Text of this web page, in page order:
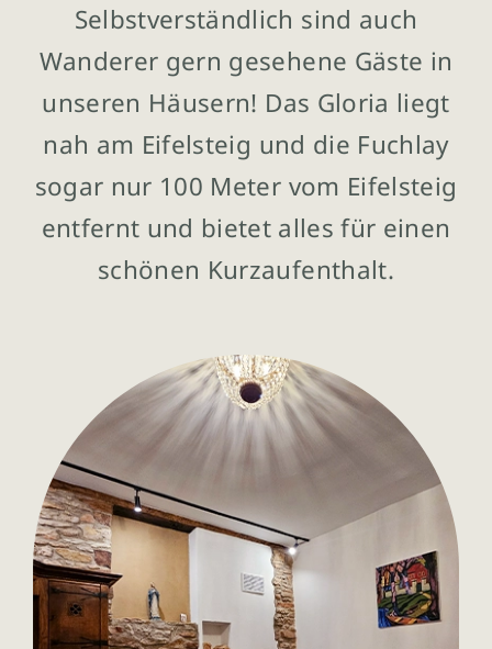
Selbstverständlich sind auch
Wanderer gern gesehene Gäste in
unseren Häusern! Das Gloria liegt
nah am Eifelsteig und die Fuchlay
sogar nur 100 Meter vom Eifelsteig
entfernt und bietet alles für einen
schönen Kurzaufenthalt.